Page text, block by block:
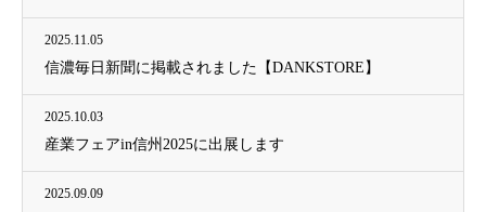
2025.11.05
信濃毎日新聞に掲載されました【DANKSTORE】
2025.10.03
産業フェアin信州2025に出展します
2025.09.09